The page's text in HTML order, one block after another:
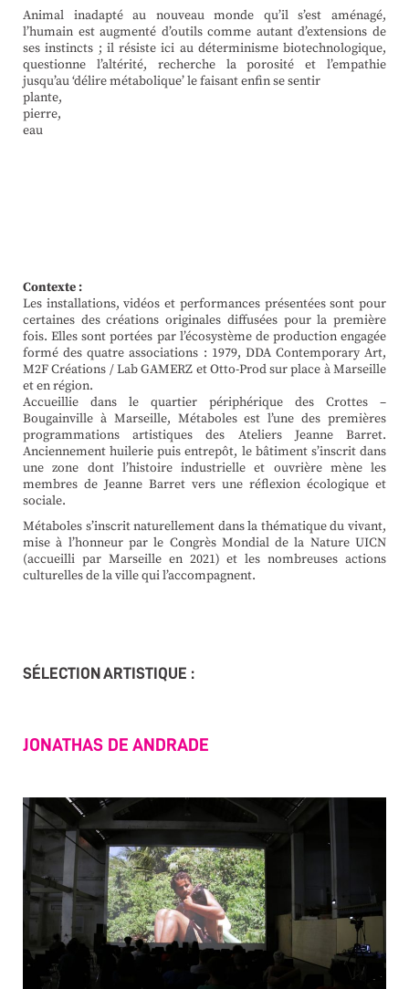
Animal inadapté au nouveau monde qu’il s’est aménagé,
l’humain est augmenté d’outils comme autant d’extensions de
ses instincts ; il résiste ici au déterminisme biotechnologique,
questionne l’altérité, recherche la porosité et l’empathie
jusqu’au ‘délire métabolique’ le faisant enfin se sentir
plante,
pierre,
eau
Contexte :
Les installations, vidéos et performances présentées sont pour
certaines des créations originales diffusées pour la première
fois. Elles sont portées par l’écosystème de production engagée
formé des quatre associations : 1979, DDA Contemporary Art,
M2F Créations / Lab GAMERZ et Otto-Prod sur place à Marseille
et en région.
Accueillie dans le quartier périphérique des Crottes –
Bougainville à Marseille, Métaboles est l’une des premières
programmations artistiques des Ateliers Jeanne Barret.
Anciennement huilerie puis entrepôt, le bâtiment s’inscrit dans
une zone dont l’histoire industrielle et ouvrière mène les
membres de Jeanne Barret vers une réflexion écologique et
sociale.
Métaboles s’inscrit naturellement dans la thématique du vivant,
mise à l’honneur par le Congrès Mondial de la Nature UICN
(accueilli par Marseille en 2021) et les nombreuses actions
culturelles de la ville qui l’accompagnent.
SÉLECTION ARTISTIQUE :
JONATHAS DE ANDRADE